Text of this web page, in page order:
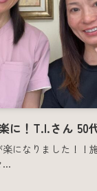
に！T.I.さん 50
になりました！！
...